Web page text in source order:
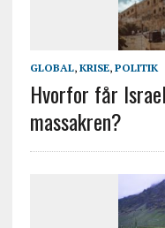
GLOBAL, KRISE, POLITIK
Hvorfor får
massakren?